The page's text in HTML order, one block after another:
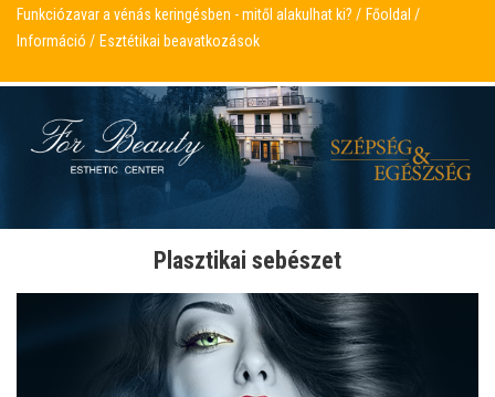
Funkciózavar a vénás keringésben - mitől alakulhat ki?
Főoldal
Információ
Esztétikai beavatkozások
Plasztikai sebészet